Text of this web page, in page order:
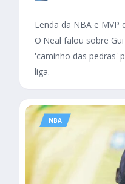
Lenda da NBA e MVP
O'Neal falou sobre
'caminho das pedras'
liga.
NBA